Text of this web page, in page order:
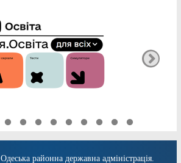
Одеська районна державна адміністрація.